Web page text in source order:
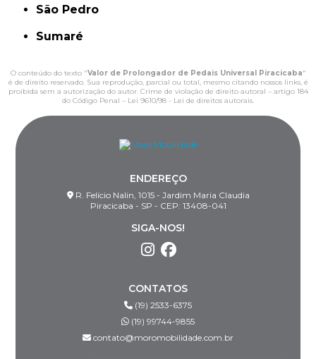
São Pedro
Sumaré
O conteúdo do texto "Valor de Prolongador de Pedais Universal Piracicaba"
é de direito reservado. Sua reprodução, parcial ou total, mesmo citando nossos links, é
proibida sem a autorização do autor. Crime de violação de direito autoral – artigo 184
do Código Penal – Lei 9610/98 - Lei de direitos autorais.
ENDEREÇO
R. Felício Nalin, 1015 - Jardim Maria Claudia
Piracicaba - SP - CEP: 13408-041
SIGA-NOS!
CONTATOS
(19) 2533-6375
(19) 99744-9855
contato@moromobilidade.com.br